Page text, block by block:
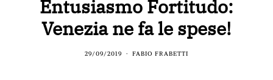
Entusiasmo Fortitudo:
Venezia ne fa le spese!
29/09/2019 FABIO FRABETTI